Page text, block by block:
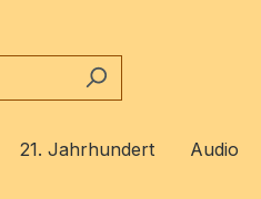
21. Jahrhundert Audio